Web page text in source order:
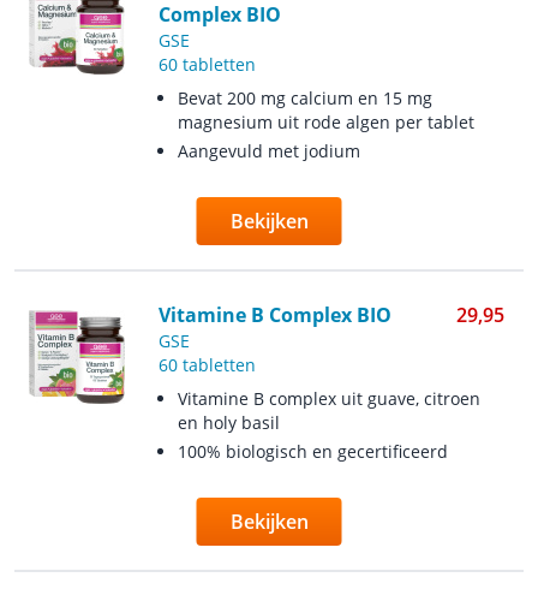
Complex BIO
GSE
60 tabletten
Bevat 200 mg calcium en 15 mg
magnesium uit rode algen per tablet
Aangevuld met jodium
Bekijken
Vitamine B Complex BIO 29,95
GSE
60 tabletten
Vitamine B complex uit guave, citroen
en holy basil
100% biologisch en gecertificeerd
Bekijken